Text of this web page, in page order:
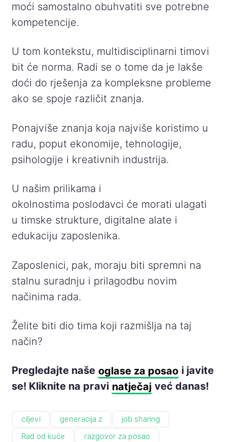
moći samostalno obuhvatiti sve potrebne
kompetencije.
U tom kontekstu, multidisciplinarni timovi
bit će norma. Radi se o tome da je lakše
doći do rješenja za kompleksne probleme
ako se spoje različit znanja.
Ponajviše znanja koja najviše koristimo u
radu, poput ekonomije, tehnologije,
psihologije i kreativnih industrija.
U našim prilikama i
okolnostima poslodavci će morati ulagati
u timske strukture, digitalne alate i
edukaciju zaposlenika.
Zaposlenici, pak, moraju biti spremni na
stalnu suradnju i prilagodbu novim
načinima rada.
Želite biti dio tima koji razmišlja na taj
način?
Pregledajte naše oglase za posao i javite
se! Kliknite na pravi natječaj već danas!
ciljevi generacija z
job sharing
Rad od kuće
razgovor za posao